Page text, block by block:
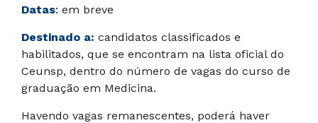
Datas: em breve
Destinado a: candidatos classificados e
habilitados, que se encontram na lista oficial do
Ceunsp, dentro do número de vagas do curso de
graduação em Medicina.
Havendo vagas remanescentes, poderá haver